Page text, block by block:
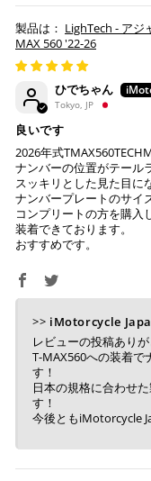
ボ払いのみご利
※ 手数料、利
ので、事前にご
楽天ペイ
いつもの楽天ID
いが可能です。
楽天ポイントが
「お得」な楽天
ト・楽天ペイ残
※ 現在楽天ペイ
Visa、
・商品ページの納期
早まる場合もござい
・運送状況や繁忙期
配送送料について
１回のご注文で商品
は、送料が無料とな
※通常送料は¥770(
配送会社について
LighTech - アジ
MAX 560 '22-26
ひでちゃん
Tokyo, JP
良いです
2026年式
ナンバーの位置がテール
スッキリとした見た目に
ナンバープレートのサイ
コンプリートの方を購入
装着できております。
おすすめです。
>> iMotorcycle
レビューの投稿あり
T-MAX560への装着
す！
日本の規格に合わせ
す！
今後ともiMotorcycle